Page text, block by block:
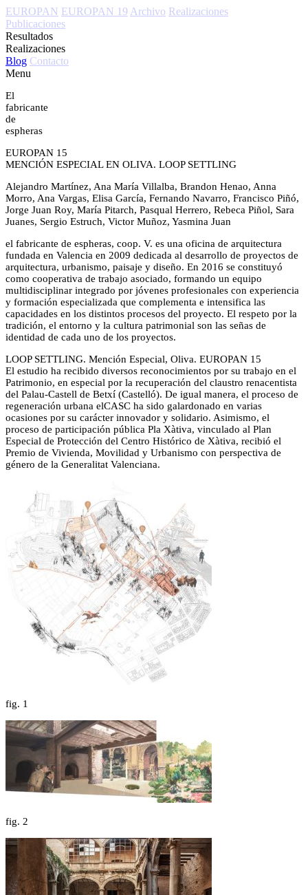
EUROPAN EUROPAN 19 Archivo Realizaciones
Publicaciones
Resultados
Realizaciones
Blog Contacto
Menu
El
fabricante
de
espheras
EUROPAN 15
MENCIÓN ESPECIAL EN OLIVA. LOOP SETTLING
Alejandro Martínez, Ana María Villalba, Brandon Henao, Anna
Morro, Ana Vargas, Elisa García, Fernando Navarro, Francisco Piñó,
Jorge Juan Roy, María Pitarch, Pasqual Herrero, Rebeca Piñol, Sara
Juanes, Sergio Estruch, Victor Muñoz, Yasmina Juan
el fabricante de espheras, coop. V. es una oficina de arquitectura
fundada en Valencia en 2009 dedicada al desarrollo de proyectos de
arquitectura, urbanismo, paisaje y diseño. En 2016 se constituyó
como cooperativa de trabajo asociado, formando un equipo
multidisciplinar integrado por jóvenes profesionales con experiencia
y formación especializada que complementa e intensifica las
capacidades en los distintos procesos del proyecto. El respeto por la
tradición, el entorno y la cultura patrimonial son las señas de
identidad de cada uno de los proyectos.
LOOP SETTLING. Mención Especial, Oliva. EUROPAN 15
El estudio ha recibido diversos reconocimientos por su trabajo en el
Patrimonio, en especial por la recuperación del claustro renacentista
del Palau-Castell de Betxí (Castelló). De igual manera, el proceso de
regeneración urbana elCASC ha sido galardonado en varias
ocasiones por su carácter innovador y solidario. Asimismo, el
proceso de participación pública Pla Xàtiva, vinculado al Plan
Especial de Protección del Centro Histórico de Xàtiva, recibió el
Premio de Vivienda, Movilidad y Urbanismo con perspectiva de
género de la Generalitat Valenciana.
fig. 1
fig. 2